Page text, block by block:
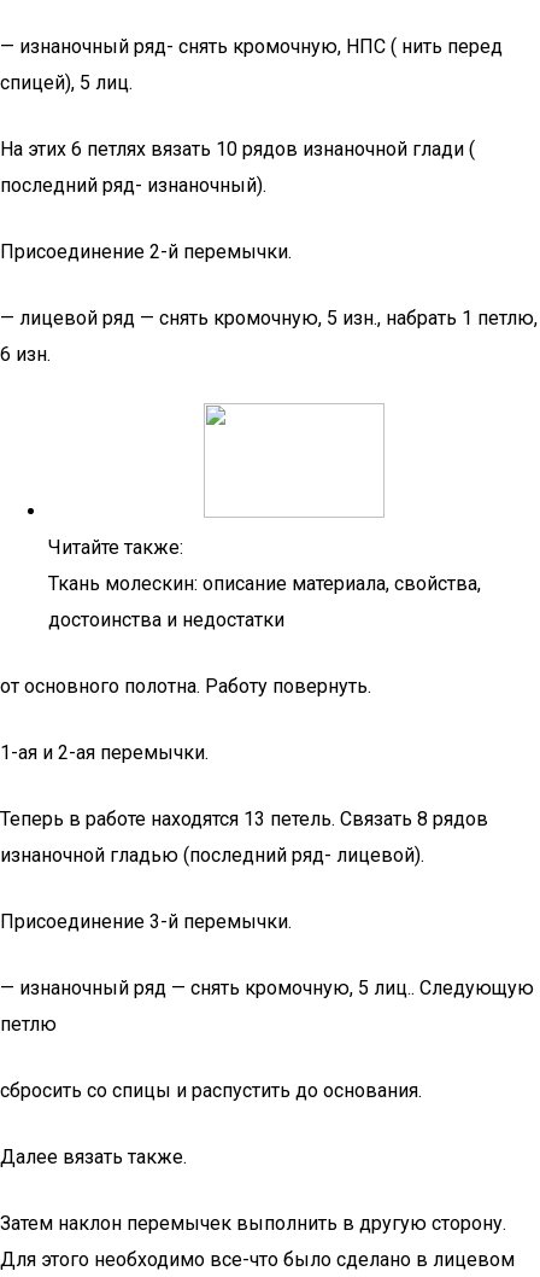
— изнаночный ряд- снять кромочную, НПС ( нить перед
спицей), 5 лиц.
На этих 6 петлях вязать 10 рядов изнаночной глади (
последний ряд- изнаночный).
Присоединение 2-й перемычки.
— лицевой ряд — снять кромочную, 5 изн., набрать 1 петлю,
6 изн.
Читайте также:
Ткань молескин: описание материала, свойства,
достоинства и недостатки
от основного полотна. Работу повернуть.
1-ая и 2-ая перемычки.
Теперь в работе находятся 13 петель. Связать 8 рядов
изнаночной гладью (последний ряд- лицевой).
Присоединение 3-й перемычки.
— изнаночный ряд — снять кромочную, 5 лиц.. Следующую
петлю
сбросить со спицы и распустить до основания.
Далее вязать также.
Затем наклон перемычек выполнить в другую сторону.
Для этого необходимо все-что было сделано в лицевом